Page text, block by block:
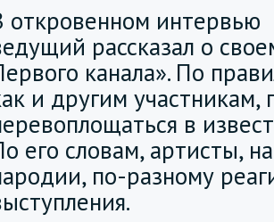
откровенном интервью
рассказал о
канала». По
и другим участникам,
в
его словам, артисты,
по-разному